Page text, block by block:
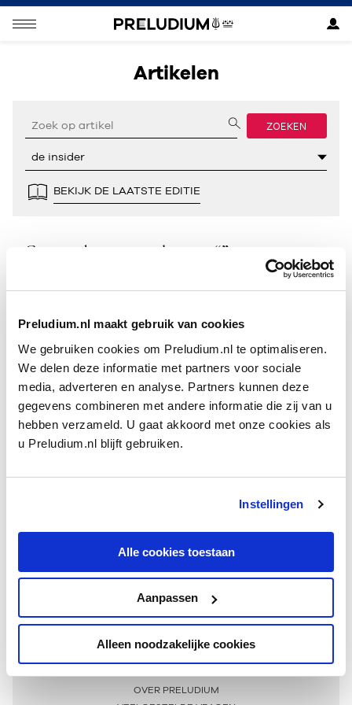
Preludium.nl maakt gebruik van cookies
We gebruiken cookies om Preludium.nl te optimaliseren.
We delen deze informatie met partners voor sociale
media, adverteren en analyse. Partners kunnen deze
gegevens combineren met andere informatie die zij van u
hebben verzameld. U gaat akkoord met onze cookies als
u Preludium.nl blijft gebruiken.
Instellingen
Alle cookies toestaan
Aanpassen
Alleen noodzakelijke cookies
Artikelen
ZOEKEN
BEKIJK DE LAATSTE EDITIE
Geen resultaten gevonden voor “”.
Meer informatie
OVER PRELUDIUM